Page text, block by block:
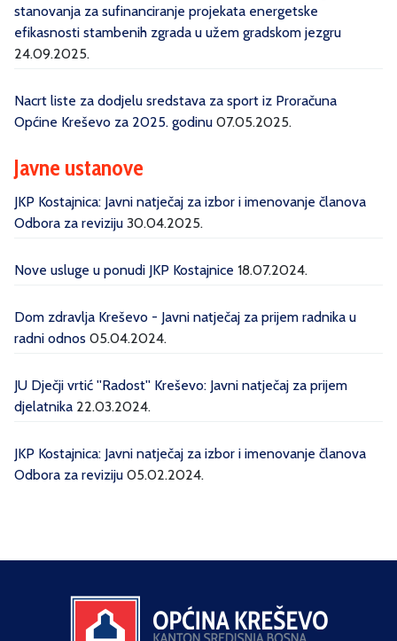
stanovanja za sufinanciranje projekata energetske
efikasnosti stambenih zgrada u užem gradskom jezgru
24.09.2025.
Nacrt liste za dodjelu sredstava za sport iz Proračuna
Općine Kreševo za 2025. godinu 07.05.2025.
Javne ustanove
JKP Kostajnica: Javni natječaj za izbor i imenovanje članova
Odbora za reviziju 30.04.2025.
Nove usluge u ponudi JKP Kostajnice 18.07.2024.
Dom zdravlja Kreševo - Javni natječaj za prijem radnika u
radni odnos 05.04.2024.
JU Dječji vrtić ''Radost'' Kreševo: Javni natječaj za prijem
djelatnika 22.03.2024.
JKP Kostajnica: Javni natječaj za izbor i imenovanje članova
Odbora za reviziju 05.02.2024.